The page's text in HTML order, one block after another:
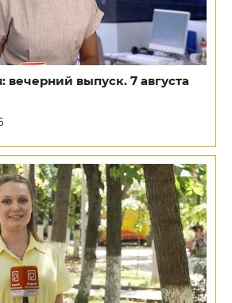
вечерний выпуск. 7 августа